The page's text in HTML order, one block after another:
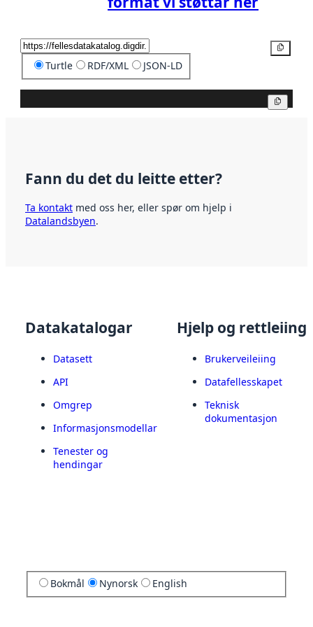
Turtle RDF/XML JSON-LD
Fann du det du leitte etter?
Ta kontakt med oss her, eller spør om hjelp i
Datalandsbyen.
Datakatalogar
Datasett
API
Omgrep
Informasjonsmodellar
Tenester og
hendingar
Hjelp og rettleiing
Brukerveileiing
Datafellesskapet
Teknisk
dokumentasjon
Bokmål Nynorsk English